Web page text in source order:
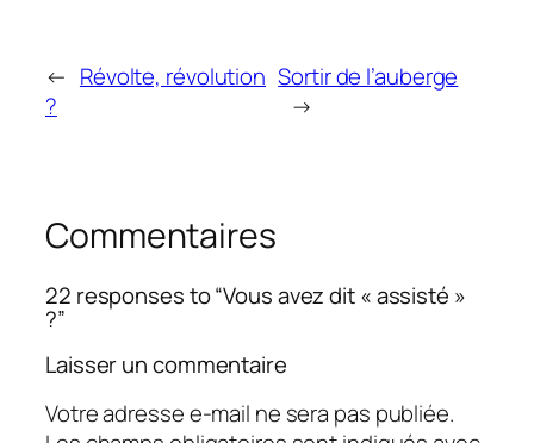
← Révolte, révolution
?
Sortir de l’auberge
→
Commentaires
22 responses to “Vous avez dit « assisté »
?”
Laisser un commentaire
Votre adresse e-mail ne sera pas publiée.